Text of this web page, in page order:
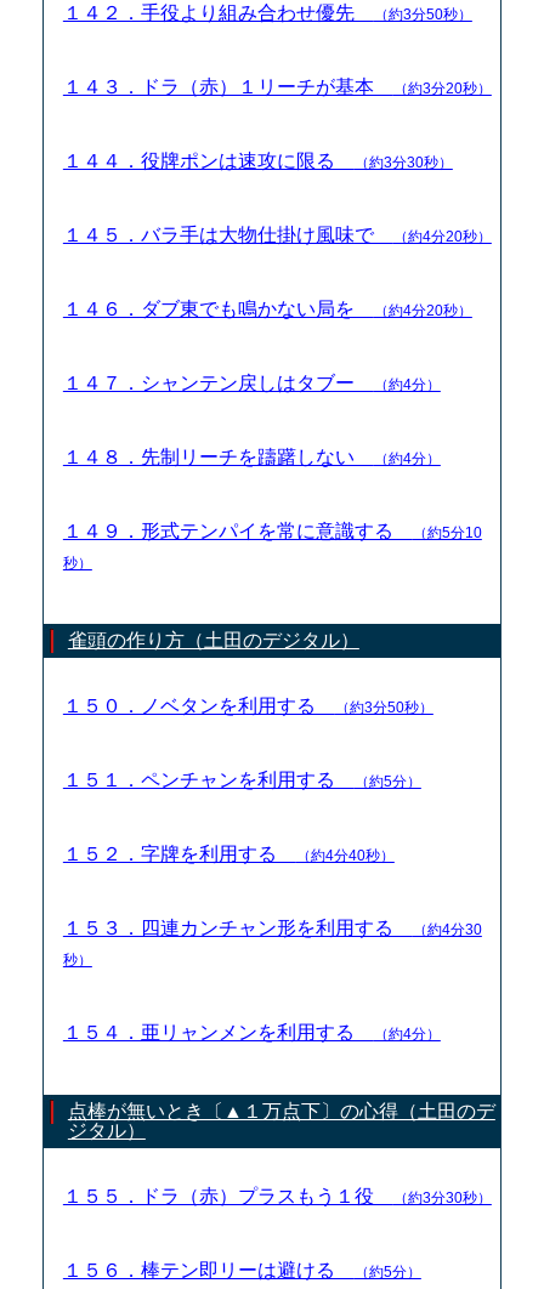
１４２．手役より組み合わせ優先 （約3分50秒）
１４３．ドラ（赤）１リーチが基本 （約3分20秒）
１４４．役牌ポンは速攻に限る （約3分30秒）
１４５．バラ手は大物仕掛け風味で （約4分20秒）
１４６．ダブ東でも鳴かない局を （約4分20秒）
１４７．シャンテン戻しはタブー （約4分）
１４８．先制リーチを躊躇しない （約4分）
１４９．形式テンパイを常に意識する
（約5分10
秒）
雀頭の作り方（土田のデジタル）
１５０．ノベタンを利用する （約3分50秒）
１５１．ペンチャンを利用する （約5分）
１５２．字牌を利用する （約4分40秒）
１５３．四連カンチャン形を利用する
（約4分30
秒）
１５４．亜リャンメンを利用する （約4分）
点棒が無いとき〔▲１万点下〕の心得（土田のデ
ジタル）
１５５．ドラ（赤）プラスもう１役 （約3分30秒）
１５６．棒テン即リーは避ける （約5分）